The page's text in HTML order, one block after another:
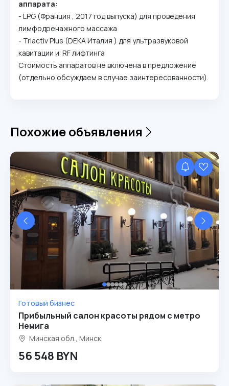
аппарата:
- LPG (Франция , 2017 год выпуска) для проведения
лимфодренажного массажа
- Triactiv Plus (DEKA Италия ) для ультразвуковой
кавитации и RF лифтинга
Стоимость аппаратов не включена в предложение
(отдельно обсуждаем в случае заинтересованности).
Похожие объявления
Готовый бизнес
Прибыльный салон красоты рядом с метро
Немига
Минская обл., Минск
56 548 BYN